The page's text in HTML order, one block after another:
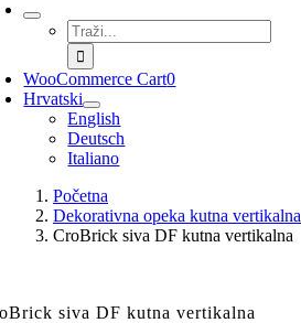
Traži...
WooCommerce Cart0
Hrvatski
English
Deutsch
Italiano
Početna
Dekorativna opeka kutna vertikalna
CroBrick siva DF kutna vertikalna
siva DF kutna vertikalna